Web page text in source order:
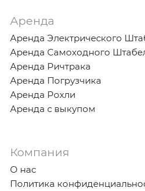
Аренда
Аренда Электрического
Аренда Самоходного
Аренда Ричтрака
Аренда Погрузчика
Аренда Рохли
Аренда с выкупом
Компания
О нас
Политика